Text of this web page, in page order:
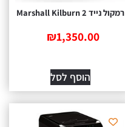
‏רמקול נייד Marshall Kilburn 2
₪1,350.00
הוסף לסל